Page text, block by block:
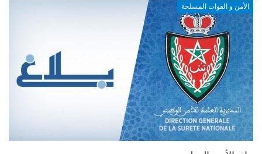
الأمن و القوات المسلحة